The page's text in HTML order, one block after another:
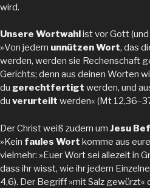
wird.
Unsere Wortwahl ist vor Gott (und
»Von jedem unnützen Wort, das
werden, werden sie Rechenschaft
Gerichts; denn aus deinen Worten
du gerechtfertigt werden, und
du verurteilt werden« (Mt
Der Christ weiß zudem um Jesu
»Kein faules Wort komme aus
vielmehr: »Euer Wort sei allezeit in
dass ihr wisst, wie ihr jedem
4,6). Der Begriff »mit Salz